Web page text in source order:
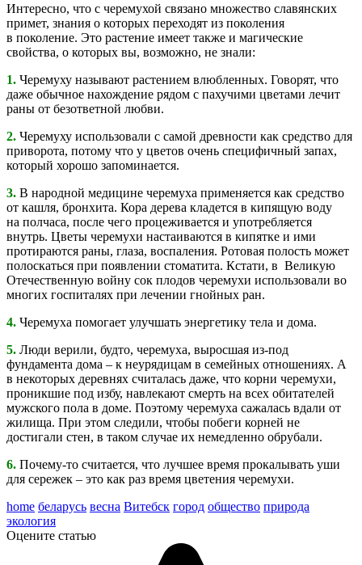
Интересно, что с черемухой связано множество славянских
примет, знания о которых переходят из поколения
в поколение. Это растение имеет также и магические
свойства, о которых вы, возможно, не знали:
1. Черемуху называют растением влюбленных. Говорят, что
даже обычное нахождение рядом с пахучими цветами лечит
раны от безответной любви.
2. Черемуху использовали с самой древности как средство для
приворота, потому что у цветов очень специфичный запах,
который хорошо запоминается.
3. В народной медицине черемуха применяется как средство
от кашля, бронхита. Кора дерева кладется в кипящую воду
на полчаса, после чего процеживается и употребляется
внутрь. Цветы черемухи настаиваются в кипятке и ими
протираются раны, глаза, воспаления. Ротовая полость может
полоскаться при появлении стоматита. Кстати, в Великую
Отечественную войну сок плодов черемухи использовали во
многих госпиталях при лечении гнойных ран.
4. Черемуха помогает улучшать энергетику тела и дома.
5. Люди верили, будто, черемуха, выросшая из-под
фундамента дома – к неурядицам в семейных отношениях. А
в некоторых деревнях считалась даже, что корни черемухи,
проникшие под избу, навлекают смерть на всех обитателей
мужского пола в доме. Поэтому черемуха сажалась вдали от
жилища. При этом следили, чтобы побеги корней не
достигали стен, в таком случае их немедленно обрубали.
6. Почему-то считается, что лучшее время прокалывать уши
для сережек – это как раз время цветения черемухи.
home беларусь весна Витебск город общество природа
экология
Оцените статью